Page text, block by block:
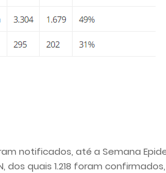
notificados, até a Semana
quais 1.218 foram confirmados,